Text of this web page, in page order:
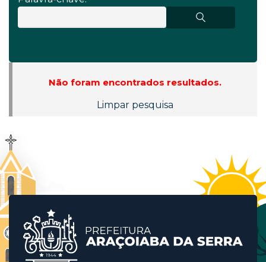
Não foram encontrados resultados.
Limpar pesquisa